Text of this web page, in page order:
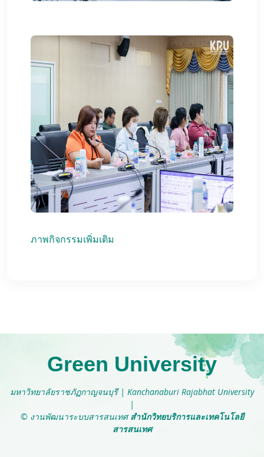
ภาพกิจกรรมเพิ่มเติม
Green University
มหาวิทยาลัยราชภัฏกาญจนบุรี| Kanchanaburi Rajabhat University
|
© งานพัฒนาระบบสารสนเทศสำนักวิทยบริการและเทคโนโลยี
สารสนเทศ